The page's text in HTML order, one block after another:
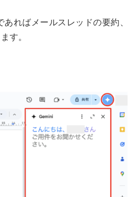
ればメールスレッドの要約、
す。